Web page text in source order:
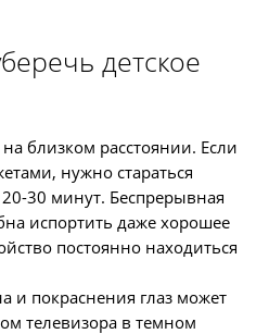
детское
близком расстоянии. Если
нужно стараться
30 минут. Беспрерывная
испортить даже хорошее
постоянно находиться
и покраснения глаз может
телевизора в темном